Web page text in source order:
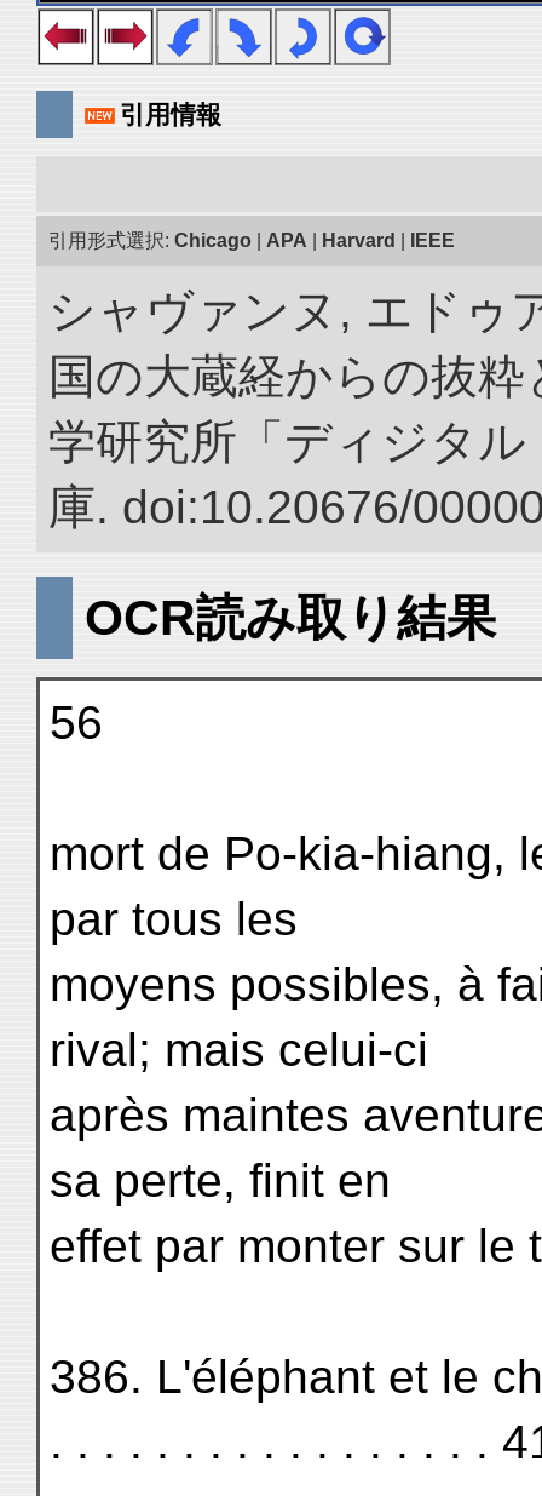
引用情報
引用形式選択: Chicago APA Harvard IEEE
シャヴァンヌ, エドゥ
国の大蔵経からの抜
学研究所「ディジタ
庫. doi:10.20676/
OCR読み取り結果
56
mort de Po-kia-hiang,
par tous les
moyens possibles, à
rival; mais celui-ci
après maintes
sa perte, finit en
effet par monter sur le
386. L'éléphant et le
. . . . . . . . . . . . . . . . .